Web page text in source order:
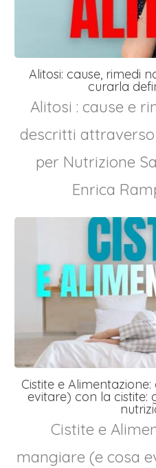
Alitosi: cause, rimedi
curarla
Alitosi : cause e
descritti
per Nutrizione
Enrica
Cistite e
evitare) con la cistite:
Cistite e
mangiare (e cosa